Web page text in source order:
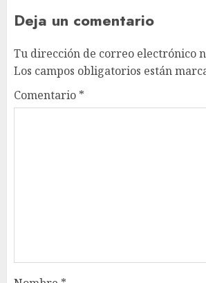
Deja un comentario
Tu dirección de correo electrónico
Los campos obligatorios están
Comentario *